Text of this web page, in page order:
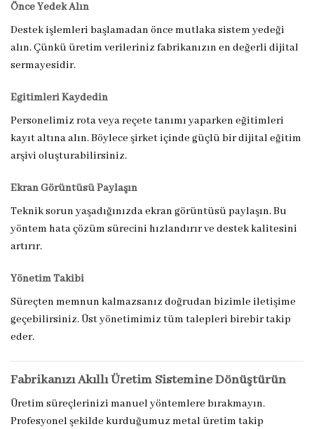
Önce Yedek Alın
Destek işlemleri başlamadan önce mutlaka sistem yedeği
alın. Çünkü üretim verileriniz fabrikanızın en değerli dijital
sermayesidir.
Eğitimleri Kaydedin
Personelimiz rota veya reçete tanımı yaparken eğitimleri
kayıt altına alın. Böylece şirket içinde güçlü bir dijital eğitim
arşivi oluşturabilirsiniz.
Ekran Görüntüsü Paylaşın
Teknik sorun yaşadığınızda ekran görüntüsü paylaşın. Bu
yöntem hata çözüm sürecini hızlandırır ve destek kalitesini
artırır.
Yönetim Takibi
Süreçten memnun kalmazsanız doğrudan bizimle iletişime
geçebilirsiniz. Üst yönetimimiz tüm talepleri birebir takip
eder.
Fabrikanızı Akıllı Üretim Sistemine Dönüştürün
Üretim süreçlerinizi manuel yöntemlere bırakmayın.
Profesyonel şekilde kurduğumuz metal üretim takip